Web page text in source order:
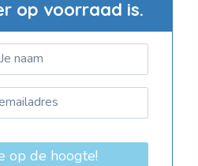
op voorraad is.
op de hoogte!